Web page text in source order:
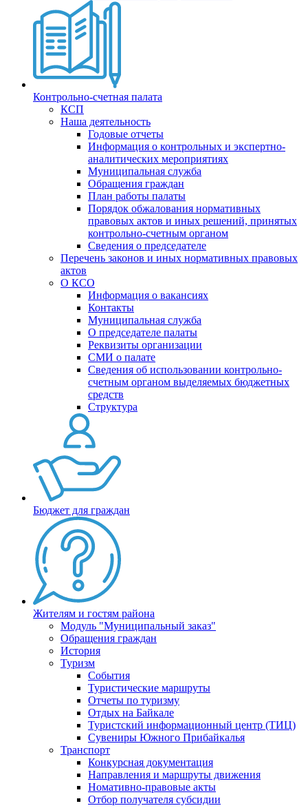
Контрольно-счетная палата
КСП
Наша деятельность
Годовые отчеты
Информация о контрольных и экспертно-
аналитических мероприятиях
Муниципальная служба
Обращения граждан
План работы палаты
Порядок обжалования нормативных
правовых актов и иных решений, принятых
контрольно-счетным органом
Сведения о председателе
Перечень законов и иных нормативных правовых
актов
О КСО
Информация о вакансиях
Контакты
Муниципальная служба
О председателе палаты
Реквизиты организации
СМИ о палате
Сведения об использовании контрольно-
счетным органом выделяемых бюджетных
средств
Структура
Бюджет для граждан
Жителям и гостям района
Модуль "Муниципальный заказ"
Обращения граждан
История
Туризм
События
Туристические маршруты
Отчеты по туризму
Отдых на Байкале
Туристский информационный центр (ТИЦ)
Сувениры Южного Прибайкалья
Транспорт
Конкурсная документация
Направления и маршруты движения
Номативно-правовые акты
Отбор получателя субсидии